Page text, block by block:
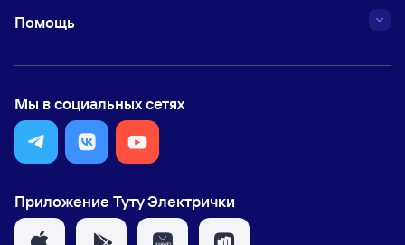
Помощь
Мы в социальных сетях
Приложение Туту Электрички